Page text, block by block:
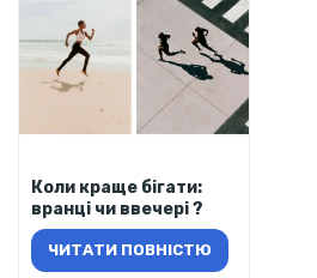
Коли краще бігати:
вранці чи ввечері ?
ЧИТАТИ ПОВНІСТЮ